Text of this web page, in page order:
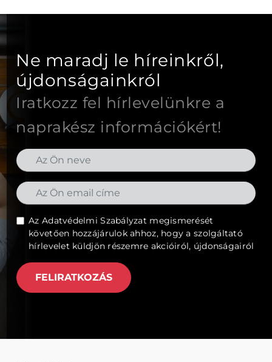
Ne maradj le híreinkről,
újdonságainkról
Iratkozz fel hírlevelünkre a
naprakész információkért!
AzAdatvédelmi Szabályzat megismerését
követően hozzájárulok ahhoz, hogy a szolgáltató
hírlevelet küldjön részemre akcióiról, újdonságairól
FELIRATKOZÁS